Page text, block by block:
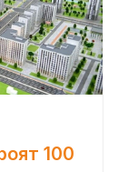
100